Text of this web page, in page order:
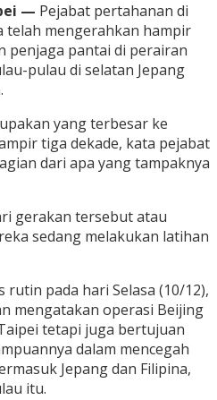
— Pejabat pertahanan di
telah mengerahkan hampir
penjaga pantai di perairan
pulau di selatan Jepang
yang terbesar ke
tiga dekade, kata pejabat
dari apa yang tampaknya
gerakan tersebut atau
sedang melakukan latihan
rutin pada hari Selasa (10/12),
mengatakan operasi Beijing
tetapi juga bertujuan
dalam mencegah
Jepang dan Filipina,
itu.